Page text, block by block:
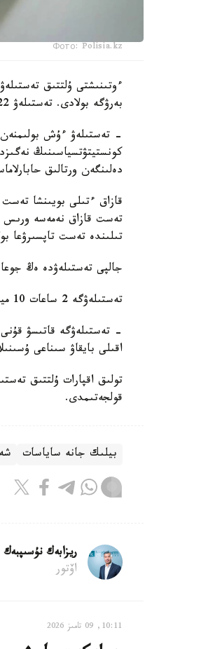
Фото: Polisia.kz
بەرۋگە بولادى. تەستىلەۋ 22 -تامىزدا وتەدى.
دەلىنگەن ورتالىق
تىلىندە تەست تاپسىرۋعا
جالپى تەستىلەۋدە ەڭ جوعارى ناتيجە - 100 بالل. ازاماتتىق الۋعا
تەستىلەۋگە 2 ساعات 10 مينۋت بەرىلەدى. مۇگەدەكتىگى بار ادامدارعا قوسىمشا 30 مينۋت قاراستىرىلعان.
اقىلى بايقاۋ سىناعى
قولجەتىمدى.
بيلىك جانە ساياسات
ريزابەك
اۆتور
10:11, 09 تامىز 2026